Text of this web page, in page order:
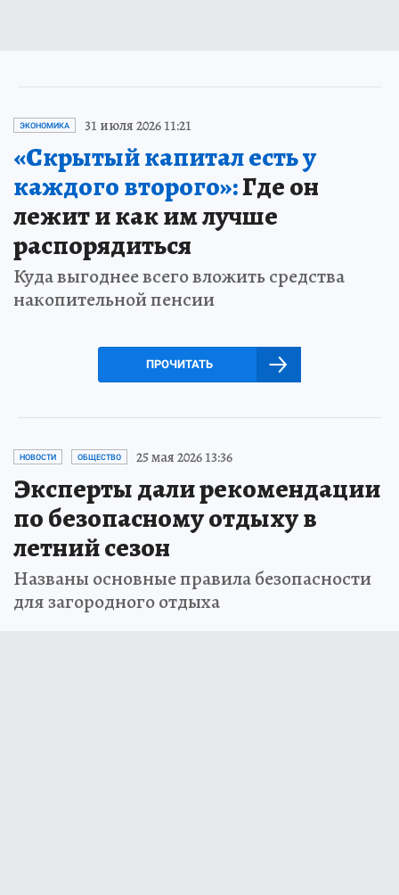
ЭКОНОМИКА 31 июля 2026 11:21
«Скрытый капитал есть у
каждого второго»:Где он
лежит и как им лучше
распорядиться
Куда выгоднее всего вложить средства
накопительной пенсии
ПРОЧИТАТЬ
НОВОСТИ ОБЩЕСТВО 25 мая 2026 13:36
Эксперты дали рекомендации
по безопасному отдыху в
летний сезон
Названы основные правила безопасности
для загородного отдыха